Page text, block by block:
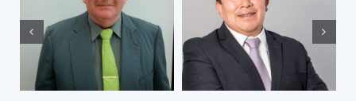
¿Por qué soy
abogado?
El abandono de
los presos una
experiencia
vivida